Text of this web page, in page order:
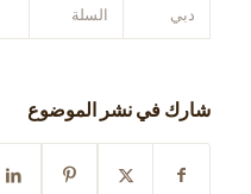
دبي
السلة
شارك في نشر الموضوع